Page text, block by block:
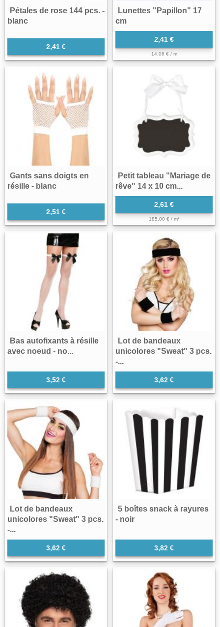
Pétales de rose 144 pcs. -
blanc
2,41 €
Lunettes "Papillon" 17
cm
2,41 €
14,06 € / m
Gants sans doigts en
résille - blanc
2,51 €
Petit tableau "Mariage de
rêve" 14 x 10 cm...
2,61 €
185,00 € / m²
Bas autofixants à résille
avec noeud - no...
3,52 €
Lot de bandeaux
unicolores "Sweat" 3 pcs.
-...
3,62 €
Lot de bandeaux
unicolores "Sweat" 3 pcs.
-...
3,62 €
5 boîtes snack à rayures
- noir
3,82 €